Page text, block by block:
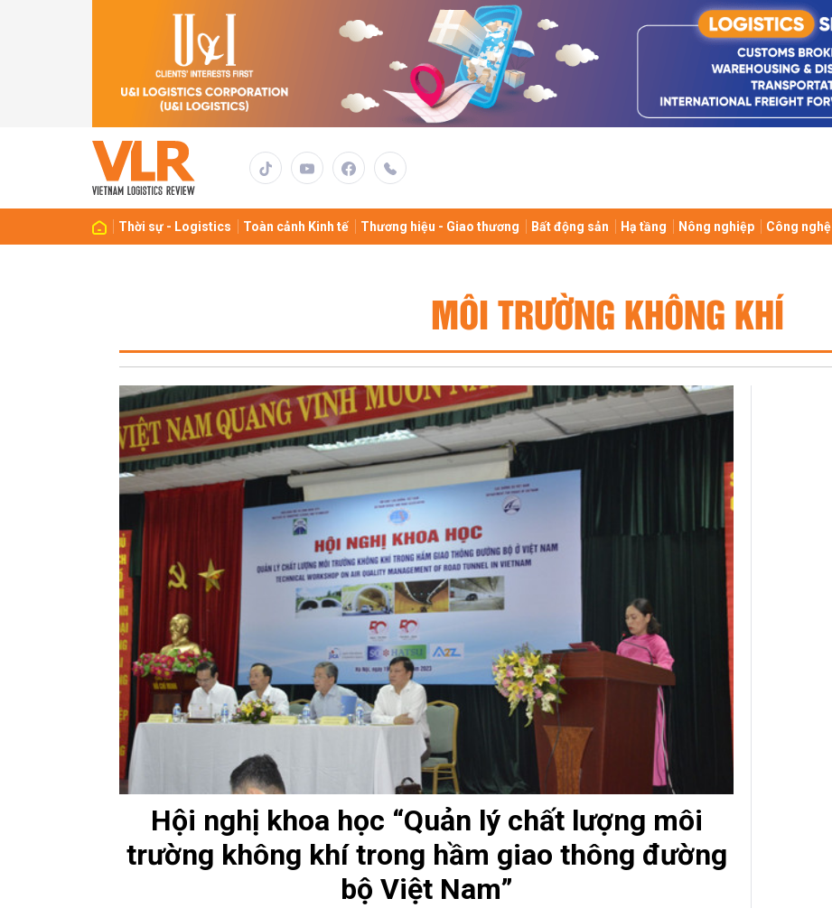
Thời sự - Logistics Toàn cảnh Kinh tế Thương hiệu - Giao thương Bất động sản Hạ tầng Nông nghiệp Công nghệ
MÔI TRƯỜNG KHÔNG KHÍ
Hội nghị khoa học “Quản lý chất lượng môi
trường không khí trong hầm giao thông đường
bộ Việt Nam”